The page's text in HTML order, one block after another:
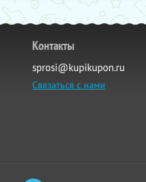
Контакты
sprosi@kupikupon.ru
Связаться с нами